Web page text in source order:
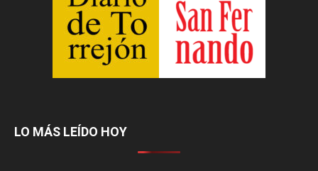
LO MÁS LEÍDO HOY